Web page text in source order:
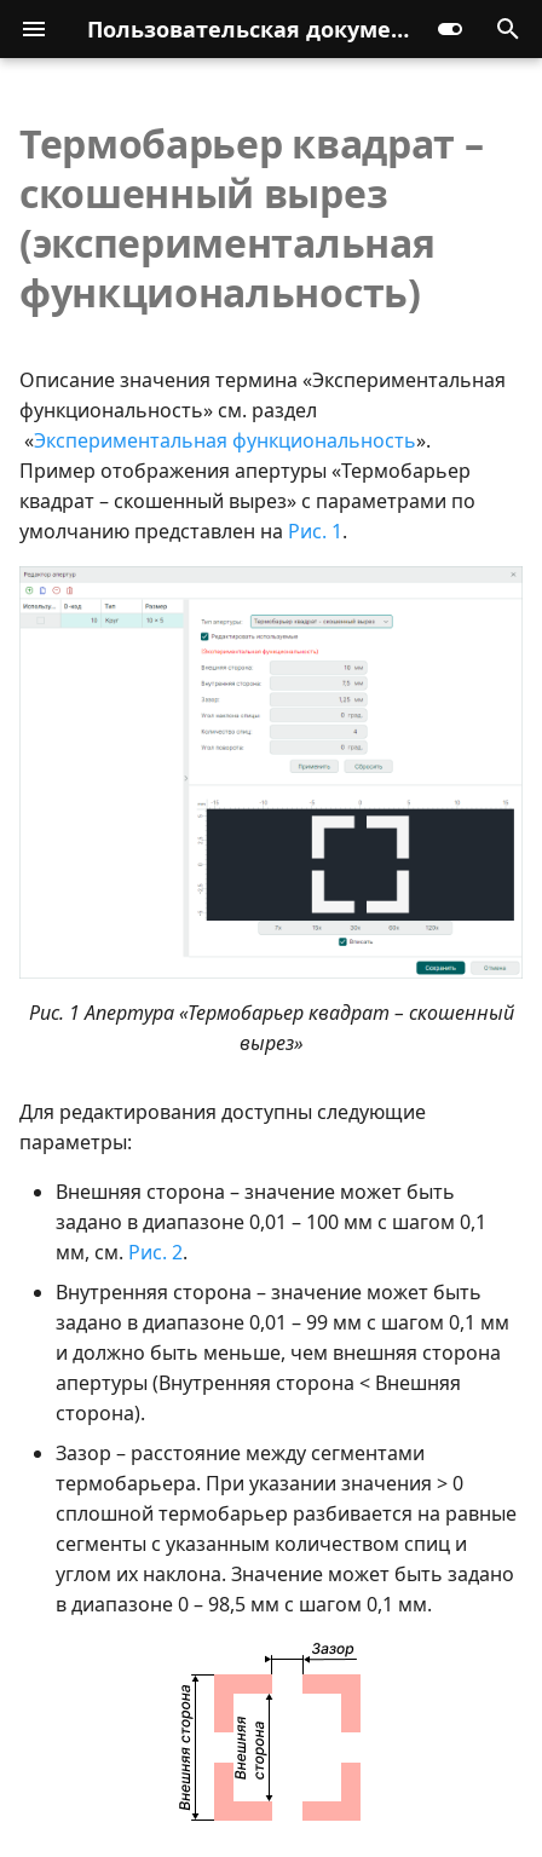
Пользовательская документация
Термобарьер квадрат –
скошенный вырез
(экспериментальная
функциональность)
Описание значения термина «Экспериментальная
функциональность» см. раздел
«Экспериментальная функциональность».
Пример отображения апертуры «Термобарьер
квадрат – скошенный вырез» с параметрами по
умолчанию представлен на Рис. 1.
Рис. 1 Апертура «Термобарьер квадрат – скошенный
вырез»
Для редактирования доступны следующие
параметры:
Внешняя сторона – значение может быть
задано в диапазоне 0,01 – 100 мм с шагом 0,1
мм, см. Рис. 2.
Внутренняя сторона – значение может быть
задано в диапазоне 0,01 – 99 мм с шагом 0,1 мм
и должно быть меньше, чем внешняя сторона
апертуры (Внутренняя сторона < Внешняя
сторона).
Зазор – расстояние между сегментами
термобарьера. При указании значения > 0
сплошной термобарьер разбивается на равные
сегменты с указанным количеством спиц и
углом их наклона. Значение может быть задано
в диапазоне 0 – 98,5 мм с шагом 0,1 мм.